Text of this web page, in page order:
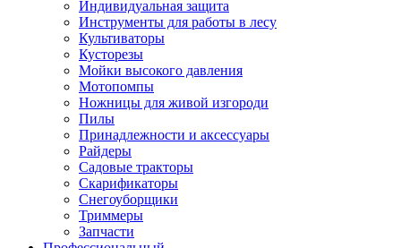
Индивидуальная защита
Инструменты для работы в лесу
Культиваторы
Кусторезы
Мойки высокого давления
Мотопомпы
Ножницы для живой изгороди
Пилы
Принадлежности и аксессуары
Райдеры
Садовые тракторы
Скарификаторы
Снегоуборщики
Триммеры
Запчасти